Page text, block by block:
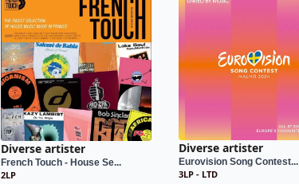
Diverse artister
French Touch - House Se...
2LP
Diverse artister
Eurovision Song Contest...
3LP - LTD